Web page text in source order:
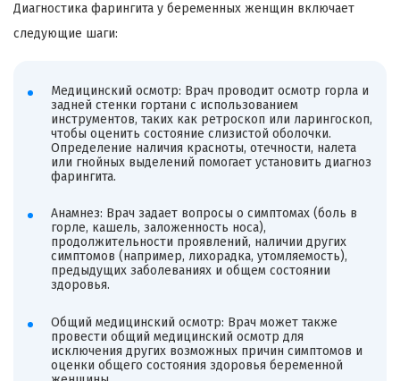
Диагностика фарингита у беременных женщин включает
следующие шаги:
Медицинский осмотр: Врач проводит осмотр горла и
задней стенки гортани с использованием
инструментов, таких как ретроскоп или ларингоскоп,
чтобы оценить состояние слизистой оболочки.
Определение наличия красноты, отечности, налета
или гнойных выделений помогает установить диагноз
фарингита.
Анамнез: Врач задает вопросы о симптомах (боль в
горле, кашель, заложенность носа),
продолжительности проявлений, наличии других
симптомов (например, лихорадка, утомляемость),
предыдущих заболеваниях и общем состоянии
здоровья.
Общий медицинский осмотр: Врач может также
провести общий медицинский осмотр для
исключения других возможных причин симптомов и
оценки общего состояния здоровья беременной